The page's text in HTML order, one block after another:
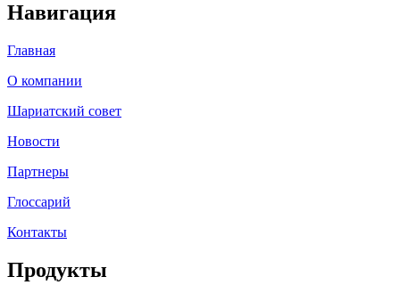
Навигация
Главная
О компании
Шариатский совет
Новости
Партнеры
Глоссарий
Контакты
Продукты